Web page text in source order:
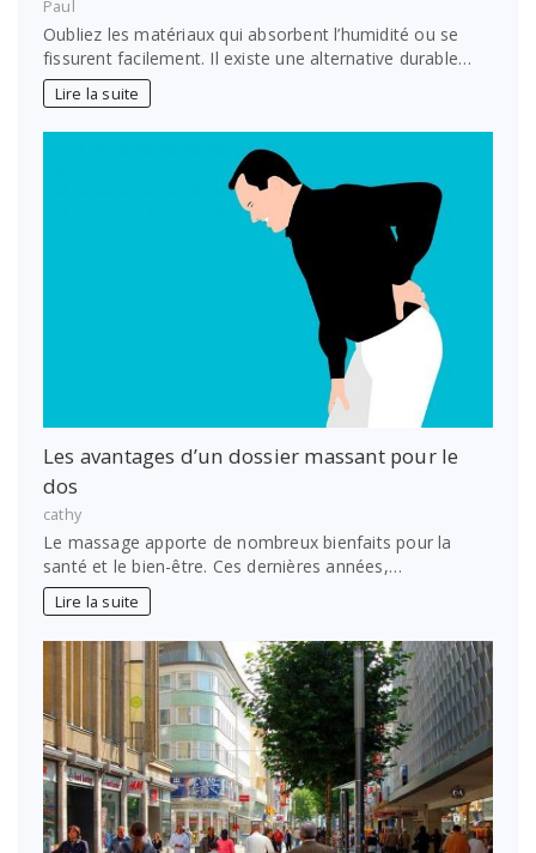
Paul
Oubliez les matériaux qui absorbent l’humidité ou se
fissurent facilement. Il existe une alternative durable…
Lire la suite
Les avantages d’un dossier massant pour le
dos
cathy
Le massage apporte de nombreux bienfaits pour la
santé et le bien-être. Ces dernières années,…
Lire la suite